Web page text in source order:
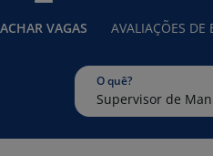
ACHAR VAGAS AVALIAÇÕES DE
O quê?